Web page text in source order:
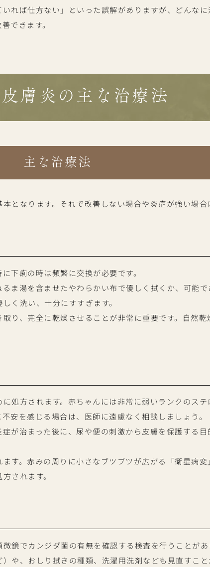
れば仕方ない」といった誤解がありますが、どんな
できます。
膚炎の主な治療法
主な治療法
となります。それで改善しない場合や炎症が強い場合
下痢の時は頻繁に交換が必要です。
ま湯を含ませたやわらかい布で優しく拭くか、可能
く洗い、十分にすすぎます。
り、完全に乾燥させることが非常に重要です。自然
処方されます。赤ちゃんには非常に弱いランクのステ
安を感じる場合は、医師に遠慮なく相談しましょう。
が治まった後に、尿や便の刺激から皮膚を保護する
す。赤みの周りに小さなブツブツが広がる「衛星病変
されます。
鏡でカンジダ菌の有無を確認する検査を行うことがあ
や、おしり拭きの種類、洗濯用洗剤なども見直すこと